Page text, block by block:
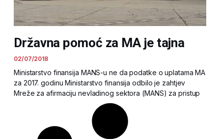
Državna pomoć za MA je tajna
02/07/2018
Ministarstvo finansija MANS-u ne da podatke o uplatama MA
za 2017. godinu Ministarstvo finansija odbilo je zahtjev
Mreže za afirmaciju nevladinog sektora (MANS) za pristup